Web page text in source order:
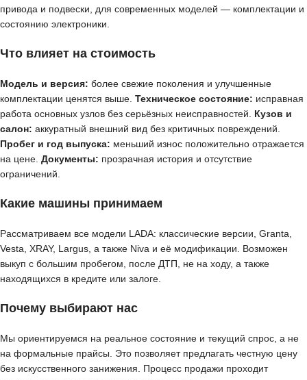
привода и подвески, для современных моделей — комплектации и
состоянию электроники.
Что влияет на стоимость
Модель и версия: более свежие поколения и улучшенные
комплектации ценятся выше. Техническое состояние: исправная
работа основных узлов без серьёзных неисправностей. Кузов и
салон: аккуратный внешний вид без критичных повреждений.
Пробег и год выпуска: меньший износ положительно отражается
на цене. Документы: прозрачная история и отсутствие
ограничений.
Какие машины принимаем
Рассматриваем все модели LADA: классические версии, Granta,
Vesta, XRAY, Largus, а также Niva и её модификации. Возможен
выкуп с большим пробегом, после ДТП, не на ходу, а также
находящихся в кредите или залоге.
Почему выбирают нас
Мы ориентируемся на реальное состояние и текущий спрос, а не
на формальные прайсы. Это позволяет предлагать честную цену
без искусственного занижения. Процесс продажи проходит